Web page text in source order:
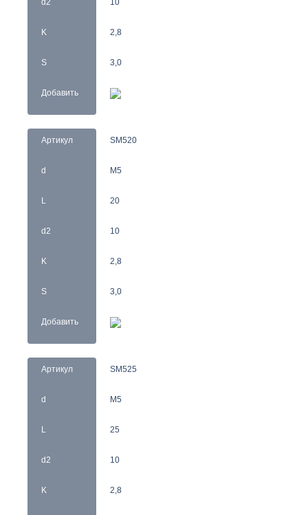
d2
K
S
Добавить
10
2,8
3,0
Артикул
d
L
d2
K
S
Добавить
SM520
M5
20
10
2,8
3,0
Артикул
d
L
d2
K
SM525
M5
25
10
2,8